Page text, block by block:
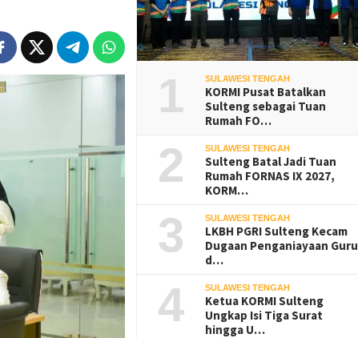
1 SULAWESI TENGAH
KORMI Pusat Batalkan
Sulteng sebagai Tuan
Rumah FO…
2 SULAWESI TENGAH
Sulteng Batal Jadi Tuan
Rumah FORNAS IX 2027,
KORM…
3 SULAWESI TENGAH
LKBH PGRI Sulteng Kecam
Dugaan Penganiayaan Guru
d…
4 SULAWESI TENGAH
Ketua KORMI Sulteng
Ungkap Isi Tiga Surat
hingga U…